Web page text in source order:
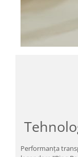
Performanța